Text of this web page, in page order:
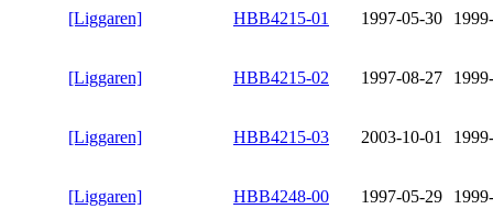
[Liggaren] HBB4215-01 1997-05-30
[Liggaren] HBB4215-02 1997-08-27
[Liggaren] HBB4215-03 2003-10-01
[Liggaren] HBB4248-00 1997-05-29